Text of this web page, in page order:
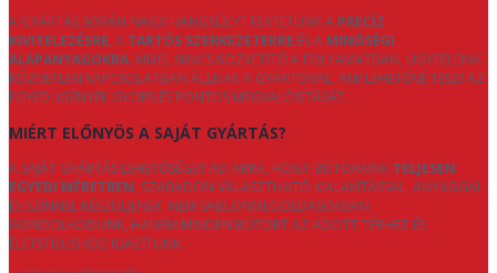
A GYÁRTÁS SORÁN NAGY HANGSÚLYT FEKTETÜNK A PRECÍZ
KIVITELEZÉSRE, A TARTÓS SZERKEZETEKRE ÉS A MINŐSÉGI
ALAPANYAGOKRA. MIVEL NINCS KÖZVETÍTŐ A FOLYAMATBAN, ÜGYFELEINK
KÖZVETLEN KAPCSOLATBAN ÁLLNAK A GYÁRTÓVAL, AMI LEHETŐVÉ TESZI AZ
EGYEDI IGÉNYEK GYORS ÉS PONTOS MEGVALÓSÍTÁSÁT.
MIÉRT ELŐNYÖS A SAJÁT GYÁRTÁS?
A SAJÁT GYÁRTÁS LEHETŐSÉGET AD ARRA, HOGY BÚTORAINK TELJESEN
EGYEDI MÉRETBEN, SZABADON VÁLASZTHATÓ KIALAKÍTÁSSAL, ANYAGGAL
ÉS SZÍNNEL KÉSZÜLJENEK. NEM SABLONMEGOLDÁSOKBAN
GONDOLKODUNK, HANEM MINDEN BÚTORT AZ ADOTT TÉRHEZ ÉS
ÉLETSTÍLUSHOZ IGAZÍTUNK.